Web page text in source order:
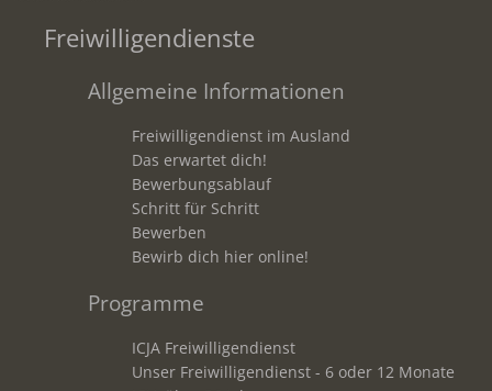
Freiwilligendienste
Allgemeine Informationen
Freiwilligendienst im Ausland
Das erwartet dich!
Bewerbungsablauf
Schritt für Schritt
Bewerben
Bewirb dich hier online!
Programme
ICJA Freiwilligendienst
Unser Freiwilligendienst - 6 oder 12 Monate